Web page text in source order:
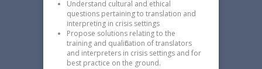
Understand cultural and ethical
questions pertaining to translation and
interpreting in crisis settings
Propose solutions relating to the
training and qualification of translators
and interpreters in crisis settings and for
best practice on the ground.